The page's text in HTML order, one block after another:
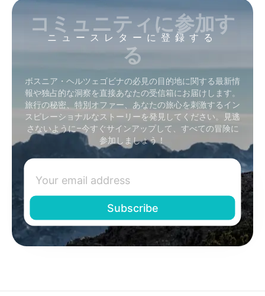
ニュースレターに登録する
コミュニティに参加す
る
ボスニア・ヘルツェゴビナの必見の目的地に関する最新情
報や独占的な洞察を直接あなたの受信箱にお届けします。
旅行の秘密、特別オファー、あなたの旅心を刺激するイン
スピレーショナルなストーリーを発見してください。見逃
さないように–今すぐサインアップして、すべての冒険に
参加しましょう！